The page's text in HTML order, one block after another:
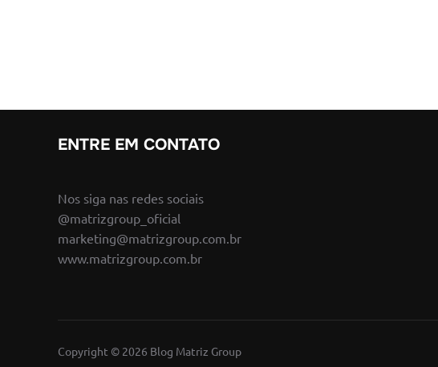
ENTRE EM CONTATO
Nos siga nas redes sociais
@matrizgroup_oficial
marketing@matrizgroup.com.br
www.matrizgroup.com.br
Copyright © 2026 Blog Matriz Group